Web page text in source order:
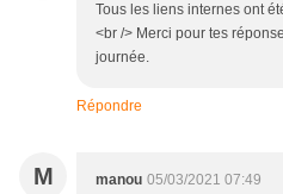
Tous les liens internes ont
<br /> Merci pour tes
journée.
Répondre
M manou 05/03/2021 07:49